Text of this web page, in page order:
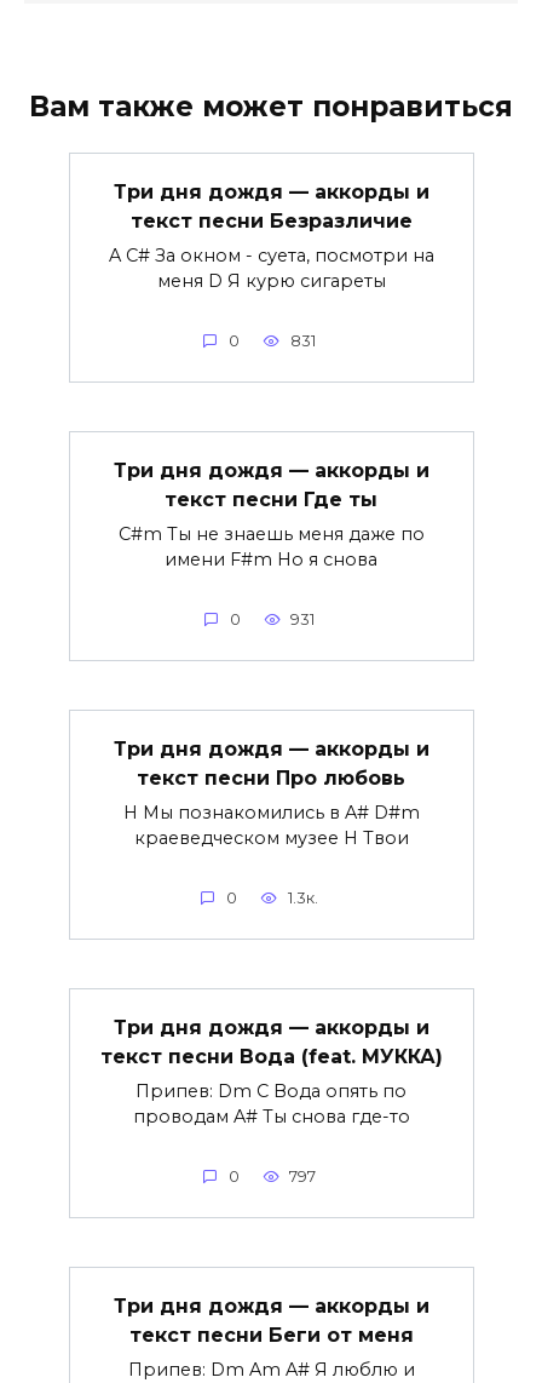
Вам также может понравиться
Три дня дождя — аккорды и
текст песни Безразличие
A C# За окном - суета, посмотри на
меня D Я курю сигареты
0 831
Три дня дождя — аккорды и
текст песни Где ты
C#m Ты не знаешь меня даже по
имени F#m Но я снова
0 931
Три дня дождя — аккорды и
текст песни Про любовь
H Мы познакомились в A# D#m
краеведческом музее H Твои
0 1.3к.
Три дня дождя — аккорды и
текст песни Вода (feat. МУККА)
Припев: Dm C Вода опять по
проводам A# Ты снова где-то
0 797
Три дня дождя — аккорды и
текст песни Беги от меня
Припев: Dm Am A# Я люблю и